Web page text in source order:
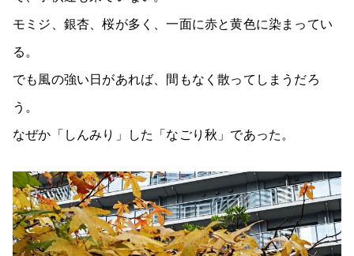
モミジ、銀杏、桜が多く、一面に赤と黄色に染まってい
る。
でも風の強い日があれば、間もなく散ってしまうだろ
う。
なぜか「しんみり」した「なごり秋」であった。